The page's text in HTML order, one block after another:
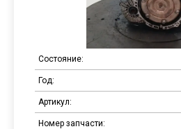
Состояние:
Год:
Артикул:
Номер запчасти: